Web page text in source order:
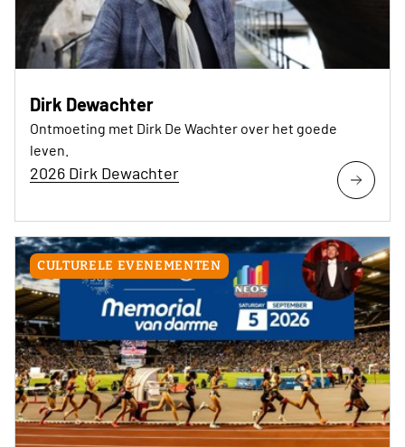
Dirk Dewachter
Ontmoeting met Dirk De Wachter over het goede
leven.
2026 Dirk Dewachter
CULTURELE EVENEMENTEN